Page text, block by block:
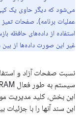
می‌شود که دیگر حاوی یک کپی
عملیات برنامه). صفحات تمیز
استفاده از داده‌های حافظه
غیر این صورت داده‌ها از
نسبت صفحات آزاد و
این بخش، کلید مدیریت
این سند آنها را با